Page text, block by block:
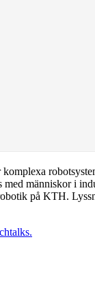
med människor i
på KTH.